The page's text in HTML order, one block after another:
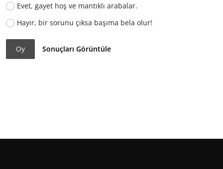
Evet, gayet hoş ve mantıklı arabalar.
Hayır, bir sorunu çıksa başıma bela olur!
Oy Sonuçları Görüntüle